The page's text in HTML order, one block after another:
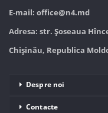
E-mail: office@n4.md
Adresa: str. Șoseaua
Chișinău, Republica
Despre noi
Contacte